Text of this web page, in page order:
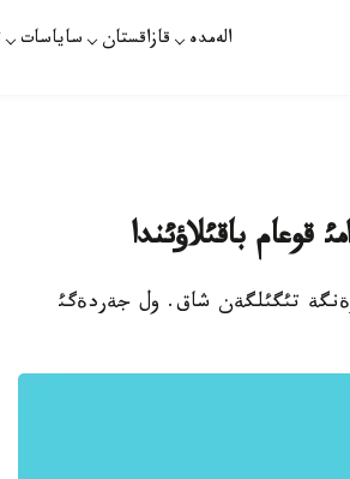
الەمدە قازاقستان ساياسات
باقئلاؤئندا
تئگئلگةن شاق. ول جةردةگئ